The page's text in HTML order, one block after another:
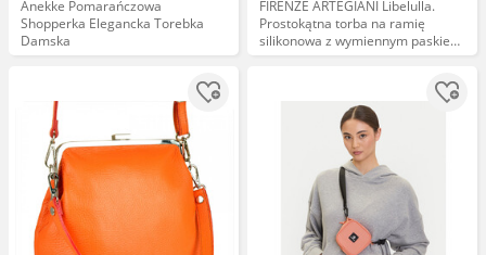
Anekke Pomarańczowa
Shopperka Elegancka Torebka
Damska
FIRENZE ARTEGIANI Libelulla.
Prostokątna torba na ramię
silikonowa z wymiennym paskiem
projekt.20x8x13cm. Kolor: